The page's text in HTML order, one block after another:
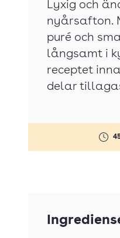
Lyxig och
nyårsafton.
puré och
långsamt i
receptet
delar